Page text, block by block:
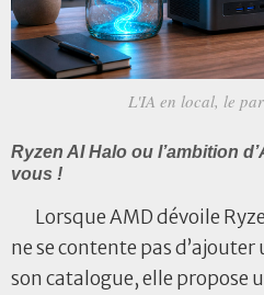
L'IA en local, le
Ryzen AI Halo ou l’ambition
vous !
Lorsque AMD dévoile
ne se contente pas
son catalogue, elle propose